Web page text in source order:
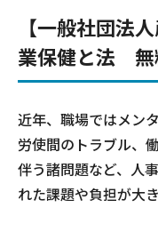
【一般社団法
業保健と法 無
近年、職場ではメン
労使間のトラブル、
伴う諸問題など、人
れた課題や負担が大